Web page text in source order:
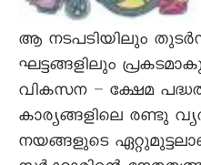
ആ നടപടിയിലും
ഘട്ടങ്ങളിലും
വികസന – ക്ഷേമ
കാര്യങ്ങളിലെ രണ്ടു
നയങ്ങളുടെ